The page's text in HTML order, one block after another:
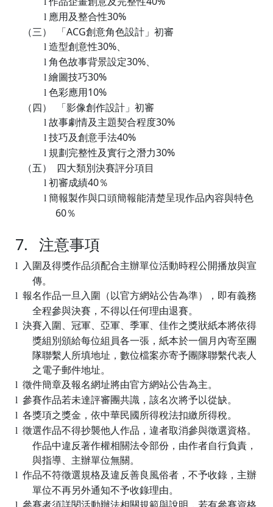
l 應用及整合性30%
（三）
「ACG創意角色設計」初審
l 造型創意性30%、
l 角色故事背景設定30%、
l 繪圖技巧30%
l 色彩應用10%
（四）
「影像創作設計」初審
l 故事劇情及主題契合程度30%
l 技巧及創意手法40%
l 規劃完整性及實行之潛力30%
（五）
四大類別決賽評分項目
l 初審成績40％
l 簡報製作與口頭簡報能清楚呈現作品內容與特色
60％
7. 注意事項
l
入圍及得獎作品須配合主辦單位活動時程公開播放與宣
傳。
l 報名作品一旦入圍（以官方網站公告為準），即有義務
全程參與決賽，不得以任何理由退賽。
l 決賽入圍、冠軍、亞軍、季軍、佳作之獎狀紙本將依得
獎組別頒給每位組員各一張，紙本於一個月內寄至團
隊聯繫人所填地址，數位檔案亦寄予團隊聯繫代表人
之電子郵件地址。
l 徵件簡章及報名網址將由官方網站公告為主。
l 參賽作品若未達評審團共識，該名次將予以從缺。
l 各獎項之獎金，依中華民國所得稅法扣繳所得稅。
l 徵選作品不得抄襲他人作品，違者取消參與徵選資格。
作品中違反著作權相關法令部份，由作者自行負責，
與指導、主辦單位無關。
l 作品不符徵選規格及違反善良風俗者，不予收錄，主辦
單位不再另外通知不予收錄理由。
l